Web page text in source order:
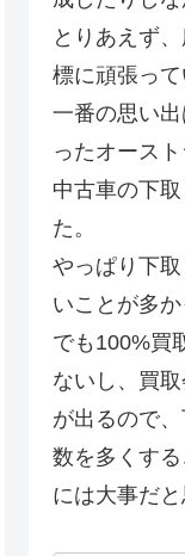
とりあえず
標に頑張っ
一番の思い
ったオースト
中古車の下
た。
やっぱり下
いことが多か
でも100%買
ないし、買
が出るので
数を多くす
には大事だと